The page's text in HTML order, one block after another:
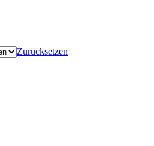
Zurücksetzen